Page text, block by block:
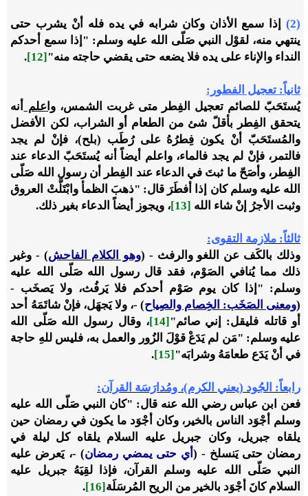
(2)
إذا سمع الأذان وكان شرابه في يده فله أنْ يشرب حتى
ينتهي منه، لقوْل النبي صَلّى الله عليه وسلم: "إذا سمع أحدكم
النداء والإناء على يده فلا يضعه حتى يقضي حاجته منه"[12]
.
ثانياً: تعجيل الفطور:
يُستَحَبّ للصائم تعجيل الفِطر متى غربت الشمس،واعلم
أنه
يتحقق الفِطر بأقلّ شئ من الطعام أو الشراب، لكن الأفضل
والمُستَحَبّ أنْ يكون فِطرُهُ على رُطَب (بلح)، فإنْ لم يجد
فالتمر، فإنْ لم يجد فالماء، واعلم أيضاً أنه يُستَحَبّ الدعاء عند
الفِطر، وأصَحّ ما ثبتَ في الدعاء عند الفِطر أن رسول الله صَلّى
الله عليه وسلم كان إذا أفطَرَ قال: "ذهبَ الظمأ وابْتَلَّتْ العروق
وثبت الأجرُ إنْ شاء الله [13] ، ويجوز أيضاً الدعاء بغير ذلك.
ثالثاً: ملازمة التقوى:
وذلك بالكَف عن اللغو والرفث - (وهو الكلام الفاحش) - وغير
ذلك مما يُنافي الصَوْم، فقد قال رسول الله صَلّى الله عليه
وسلم: "إذا كان يوم صَوْم أحدكم فلا يَرفُث، ولا يَصخَب -
(ومعنى الصَخَب: الخِصام والصِياح) -، ولا يَجهَل، فإنْ شاتَمَهُ أحد
أو قاتله فليقل: إني صائم"[14]
، وقال رسول الله صَلّى الله
عليه وسلم: "مَن لم يَدَعْ قوْلَ الزُور والعمل به، فليس للهِ حاجة
في أنْ يَدَع طعامَهُ وشرابَه"[15]
.
رابعاً: الجُود (يعني الكرم)، ومُدارَسَة القرآن:
فعن ابن عباس رضي الله عنه قال: "كان النبي صَلّى الله عليه
وسلم أجْوَد الناس بالخير، وكان أجْوَد ما يكون في رمضان حين
يلقاه جبريل، وكان جبريل عليه السلام يلقاه كل ليلة في
رمضان حتى يَنسلخ - (أي حتى يمضي رمضان) -، يَعرض عليه
النبي صَلّى الله عليه وسلم القرآن، فإذا لقِيَهُ جبريل عليه
السلام كانَ أجْوَد بالخير من الريح المُرسَلَة[16]
.